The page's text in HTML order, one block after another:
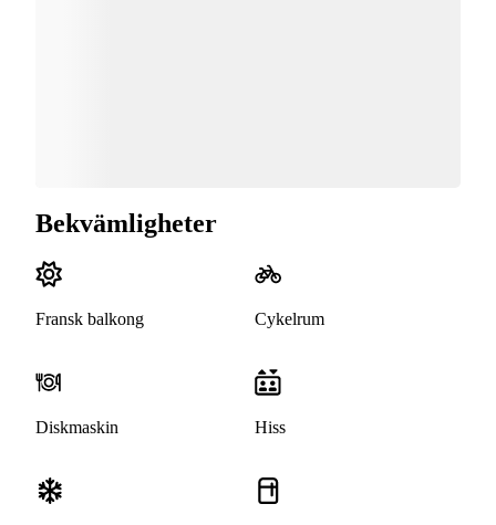
Bekvämligheter
Fransk balkong Cykelrum
Diskmaskin Hiss